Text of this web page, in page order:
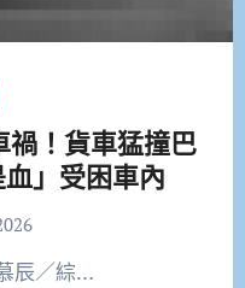
！貨車猛撞巴
」受困車內
辰／綜…